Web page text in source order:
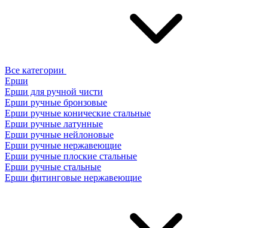
Все категории
Ерши
Ерши для ручной чисти
Ерши ручные бронзовые
Ерши ручные конические стальные
Ерши ручные латунные
Ерши ручные нейлоновые
Ерши ручные нержавеющие
Ерши ручные плоские стальные
Ерши ручные стальные
Ерши фитинговые нержавеющие